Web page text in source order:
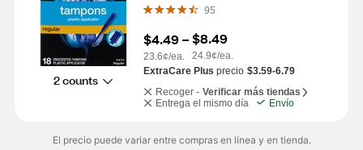
2 counts
95
$4.49 –
23.6¢/ea.
$8.49
24.9¢/ea.
ExtraCare Plus precio $3.59-6.79
Recoger - Verificar más tiendas
Entrega el mismo día
Envío
El precio puede variar entre compras en línea y en tienda.